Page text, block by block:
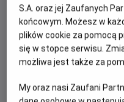
prezydenta. Okazuje
odrzucenia – władza
przyjęcie.
Początkowo, jak
swojej roli, jak i kształtu
S.A. oraz jej Zaufanych
końcowym. Możesz w
plików cookie za pomocą
się w stopce serwisu.
możliwa jest także za
My oraz nasi Zaufani